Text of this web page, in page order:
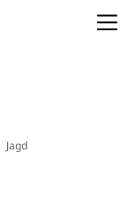
Jagd
Luzern)